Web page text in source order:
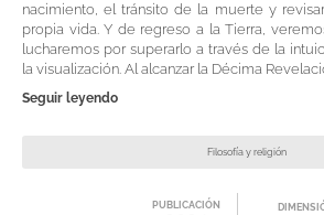
nacimiento, el tránsito de la muerte y
propia vida. Y de regreso a la Tierra,
lucharemos por superarlo a través de la
la visualización. Al alcanzar la Décima
Seguir leyendo
Filosofía y religión
PUBLICACIÓN